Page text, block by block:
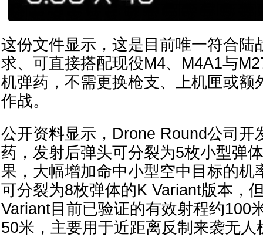
这份文件显示，这是目前唯一符合陆
求、可直接搭配现役M4、M4A1与
机弹药，不需更换枪支、上机匣或额
作战。
公开资料显示，Drone Round公司开
药，发射后弹头可分裂为5枚小型弹
果，大幅增加命中小型空中目标的机
可分裂为8枚弹体的K Variant版本，
Variant目前已验证的有效射程约100
50米，主要用于近距离反制来袭无人